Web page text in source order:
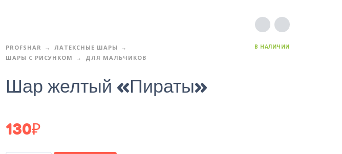
PROFSHAR
ЛАТЕКСНЫЕ ШАРЫ
ШАРЫ С РИСУНКОМ
ДЛЯ МАЛЬЧИКОВ
В НАЛИЧИИ
Шар желтый «Пираты»
130₽